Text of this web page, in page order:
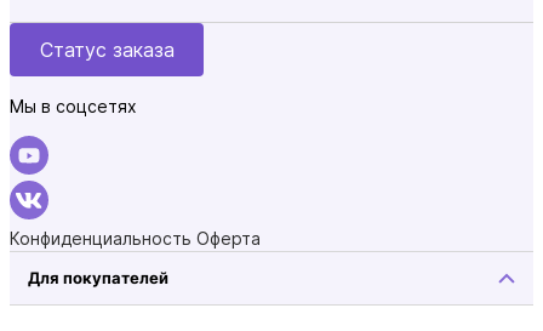
Статус заказа
Мы в соцсетях
Конфиденциальность Оферта
Для покупателей